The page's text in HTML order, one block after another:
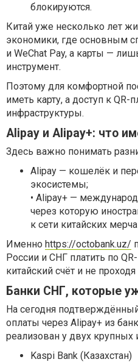
блокируются.
Китай уже несколько лет
экономики, где основным
и WeChat Pay, а карты —
инструмент.
Поэтому для комфортной
иметь карту, а доступ к
инфраструктуры.
Alipay и Alipay+: что
Здесь важно понимать
Alipay — кошелёк и
экосистемы;
• Alipay+ —
через которую
к сети китайских
Именно https://octobank.uz/
России и СНГ платить по
китайский счёт и не
Банки СНГ, которые
На сегодня
оплаты через Alipay+ из
реализован у двух крупных
Kaspi Bank (Казахстан)